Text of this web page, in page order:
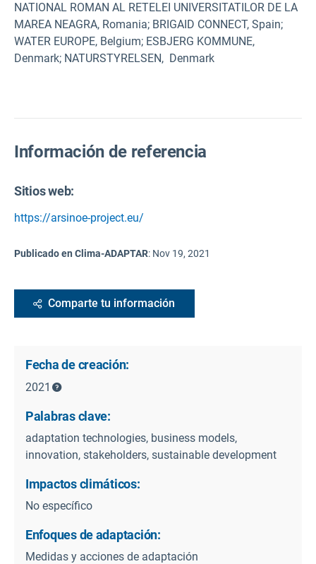
NATIONAL ROMAN AL RETELEI UNIVERSITATILOR DE LA
MAREA NEAGRA, Romania; BRIGAID CONNECT, Spain;
WATER EUROPE, Belgium; ESBJERG KOMMUNE,
Denmark; NATURSTYRELSEN, Denmark
Información de referencia
Sitios web:
https://arsinoe-project.eu/
Publicado en Clima-ADAPTAR: Nov 19, 2021
Comparte tu información
Fecha de creación:
2021
Palabras clave:
adaptation technologies, business models,
innovation, stakeholders, sustainable development
Impactos climáticos:
No específico
Enfoques de adaptación:
Medidas y acciones de adaptación